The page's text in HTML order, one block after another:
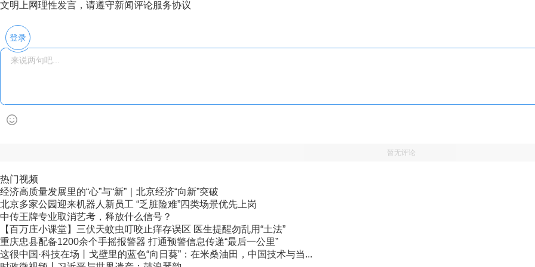
文明上网理性发言，请遵守新闻评论服务协议
登录
暂无评论
热门视频
经济高质量发展里的“心”与“新”｜北京经济“向新”突破
北京多家公园迎来机器人新员工 “乏脏险难”四类场景优先上岗
中传王牌专业取消艺考，释放什么信号？
【百万庄小课堂】三伏天蚊虫叮咬止痒存误区 医生提醒勿乱用“土法”
重庆忠县配备1200余个手摇报警器 打通预警信息传递“最后一公里”
这很中国·科技在场丨戈壁里的蓝色“向日葵”：在米桑油田，中国技术与当...